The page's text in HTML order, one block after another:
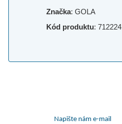
Značka: GOLA
Kód produktu: 712224
Napište nám e-mail